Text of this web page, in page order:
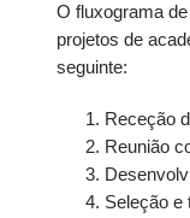
O fluxograma
projetos de
seguinte:
Receção
Reunião
Seleção e